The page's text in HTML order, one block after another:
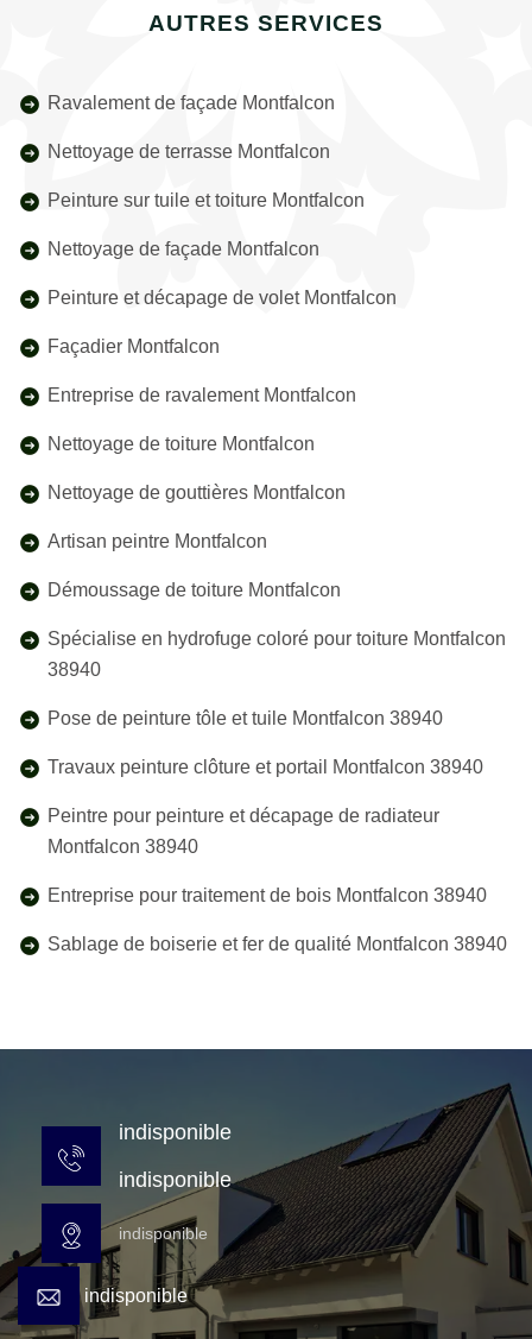
AUTRES SERVICES
Ravalement de façade Montfalcon
Nettoyage de terrasse Montfalcon
Peinture sur tuile et toiture Montfalcon
Nettoyage de façade Montfalcon
Peinture et décapage de volet Montfalcon
Façadier Montfalcon
Entreprise de ravalement Montfalcon
Nettoyage de toiture Montfalcon
Nettoyage de gouttières Montfalcon
Artisan peintre Montfalcon
Démoussage de toiture Montfalcon
Spécialise en hydrofuge coloré pour toiture Montfalcon
38940
Pose de peinture tôle et tuile Montfalcon 38940
Travaux peinture clôture et portail Montfalcon 38940
Peintre pour peinture et décapage de radiateur
Montfalcon 38940
Entreprise pour traitement de bois Montfalcon 38940
Sablage de boiserie et fer de qualité Montfalcon 38940
indisponible
indisponible
indisponible
indisponible